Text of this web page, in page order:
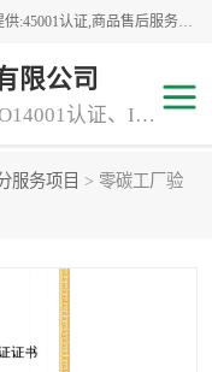
杭州贝安企业管理有限公司竭诚为广大企业客户提供:45001认证,商品售后服务认证,CE认证,知识产权体系认证,iso体系认证等服务,公司提供一条认证服务,方便快捷.
限公司
主营：ISO9001认证、ISO14001认证、ISO认证、ISO22000认证、ISO/TS16949认证,FSC森林认证
服务项目 > 零碳工厂验
认证